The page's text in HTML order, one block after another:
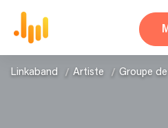
Linkaband Artiste Groupe